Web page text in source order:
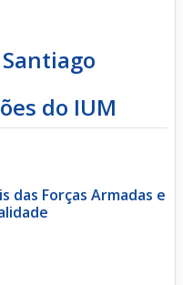
do IUM
das Forças Armadas e